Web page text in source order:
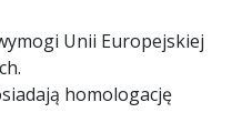
Unii Europejskiej
homologację